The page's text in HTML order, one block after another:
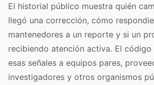
El historial público muestra quién
llegó una corrección, cómo
mantenedores a un reporte y si un
recibiendo atención activa. El
esas señales a equipos pares,
investigadores y otros organismos